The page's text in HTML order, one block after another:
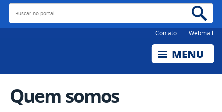
Buscar no portal
Contato Webmail
Quem somos